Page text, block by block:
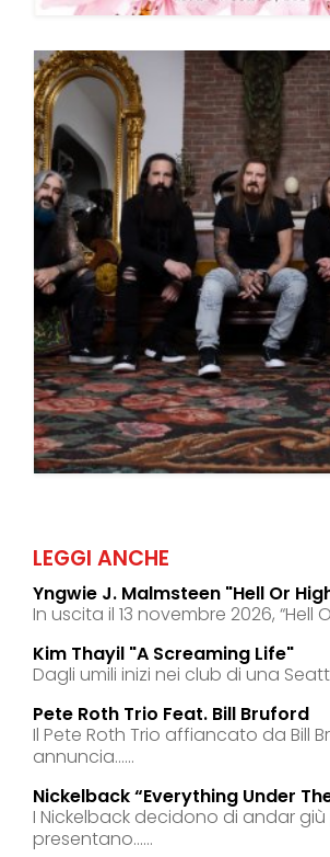
LEGGI ANCHE
Yngwie J. Malmsteen "hell Or
In uscita il 13 novembre 2026, “Hell
Kim Thayil "a Screaming Life"
Dagli umili inizi nei club di una
Pete Roth Trio Feat. Bill Bruford
Il Pete Roth Trio affiancato da Bill
annuncia......
Nickelback “everything Under
I Nickelback decidono di andar
presentano......